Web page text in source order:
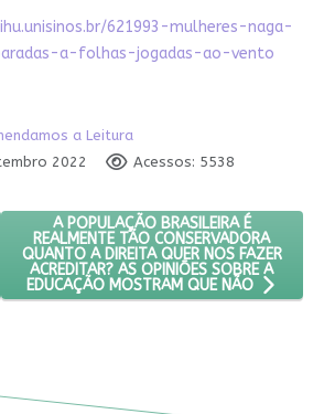
621993-mulheres-naga-
a-folhas-jogadas-ao-vento
a Leitura
2022
Acessos: 5538
PERFIS DE GÊNERO NAS ELEIÇÕES: IDADE,
PRÓXIMO ARTIGO: A POPULAÇÃO
A POPULAÇÃO BRASILEIRA É
REALMENTE TÃO CONSERVADORA
QUANTO A DIREITA QUER NOS FAZER
ACREDITAR? AS OPINIÕES SOBRE A
EDUCAÇÃO MOSTRAM QUE NÃO